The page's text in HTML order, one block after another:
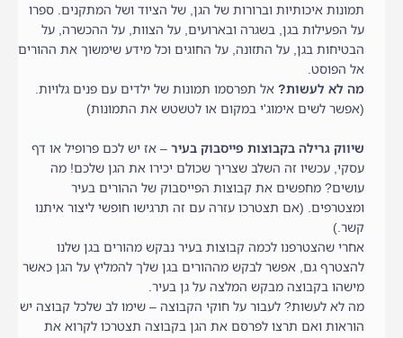
תמונות איכותיות וברורות של הגן, של הציוד ושל המתקנים. ספרו
על הפעילות בגן, בשגרה ובארועים, על הצוות, על ההכשרה, על
הבטיחות בגן, על התזונה, על החוגים וכל מידע שימשוך את ההורים
אל הפוסט.
מה לא לעשות?אל תפרסמו תמונות של ילדים עם פנים גלויות.
(אפשר לשים אימוג'י במקום או לטשטש את התמונות)
שיווק גרילה בקבוצות פייסבוק בעיר– אז יש לכם פרופיל או דף
עסקי, עכשיו זה השלב שצריך שכולם יכירו את הגן שלכם! מה
עושים? מחפשים את קבוצות הפייסבוק של ההורים בעיר
ומצטרפים. (אם תצטרכו עזרה עם זה תרגישו חופשי ליצור איתנו
קשר.)
אחרי שהצטרפנו לכמה קבוצות בעיר נבקש מהורים בגן שלנו
להצטרף גם, אפשר לבקש מההורים בגן שלך להמליץ על הגן כאשר
מישהו בקבוצה מבקש המלצה על גן בעיר.
מה לא לעשות? לעבור על חוקי הקבוצה – שימו לב שלכל קבוצה יש
הוראות ואם תרצו לפרסם את הגן בקבוצה תצטרכו לקרוא את